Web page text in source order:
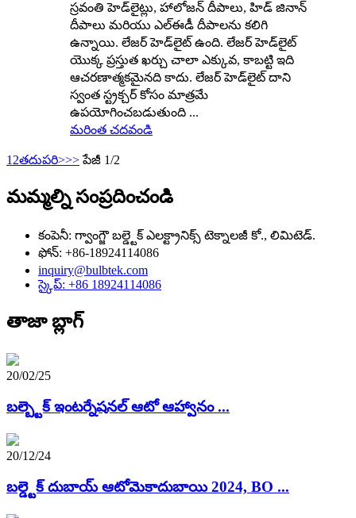
స్రవంతి హెడ్‌లైట్లు, హాలోజన్ దీపాలు, హిడ్ జినాన్
దీపాలు మరియు ఎల్‌ఈడీ దీపాలను కలిగి
ఉన్నాయి. లేజర్ హెడ్‌లైట్ ఉంది. లేజర్ హెడ్‌లైట్
యొక్క ప్రస్తుత ఖర్చు చాలా ఎక్కువ, కాబట్టి ఇది
ఆచరణాత్మకమైనది కాదు. లేజర్ హెడ్‌లైట్ దాని
స్వంత స్ట్రక్చర్ కోసం మాత్రమే
ఉపయోగించబడుతుంది ...
మరింత చదవండి
1 2తదుపరి>>> పేజీ 1/2
మమ్మల్ని సంప్రదించండి
కంపెనీ: గ్వాంగ్జౌ బల్డ్టెక్ ఎలక్ట్రానిక్స్ టెక్నాలజీ కో., లిమిటెడ్.
ఫోన్: +86-18924114086
inquiry@bulbtek.com
స్కైప్: +86 18924114086
తాజా బ్లాగ్
20/02/25
బల్బ్టెక్ ఇంటర్నేషనల్ ఆటో ఆహ్వానం ...
20/12/24
బల్డ్టెక్ దుబాయ్ ఆటోమెకాదుబాయి 2024, BO ...